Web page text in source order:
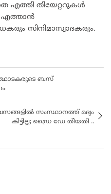
എത്തി തിയേറ്ററുകൾ
എത്താൻ
സിനിമാസ്വാദകരും.
ബസ്
സംസ്ഥാനത്ത് മദ്യം
കിട്ടില്ല; ഡ്രൈ ഡേ തീയതി ..